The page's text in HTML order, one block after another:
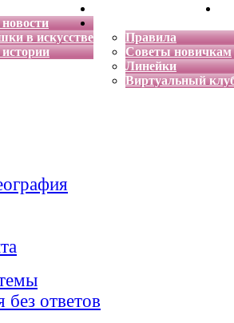
в искусстве
Энциклопедия кошек
Правила
Советы новичкам
Линейки
Виртуальный
ответов